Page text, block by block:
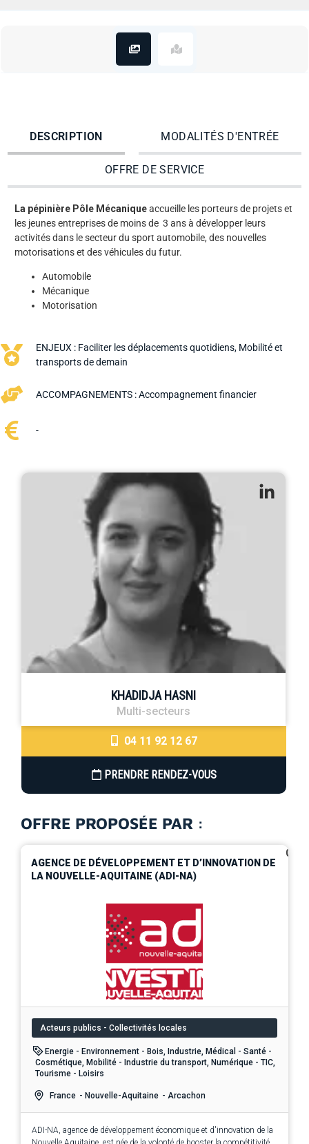
DESCRIPTION MODALITÉS D'ENTRÉE
OFFRE DE SERVICE
La pépinière Pôle Mécaniqueaccueille les porteurs de projets et
les jeunes entreprises de moins de 3 ans à développer leurs
activités dans le secteur du sport automobile, des nouvelles
motorisations et des véhicules du futur.
Automobile
Mécanique
Motorisation
ENJEUX : Faciliter les déplacements quotidiens, Mobilité et
transports de demain
ACCOMPAGNEMENTS :Accompagnement financier
-
KHADIDJA HASNI
Multi-secteurs
04 11 92 12 67
PRENDRE RENDEZ-VOUS
OFFRE PROPOSÉE PAR :
AGENCE DE DÉVELOPPEMENT ET D’INNOVATION DE
LA NOUVELLE-AQUITAINE (ADI-NA)
0
Acteurs publics - Collectivités locales
Energie - Environnement - Bois, Industrie, Médical - Santé -
Cosmétique, Mobilité - Industrie du transport, Numérique - TIC,
Tourisme - Loisirs
France - Nouvelle-Aquitaine - Arcachon
ADI-NA, agence de développement économique et d'innovation de la